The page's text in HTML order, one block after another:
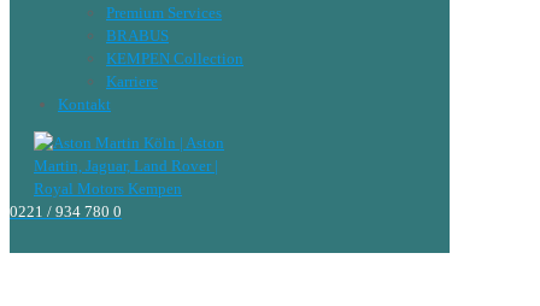
Premium Services
BRABUS
KEMPEN Collection
Karriere
Kontakt
0221 / 934 780 0